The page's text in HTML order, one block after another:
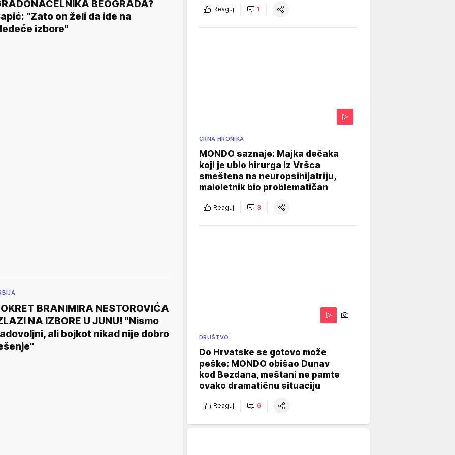
BEOGRADA?
"Zato on želi da ide na
izbore"
BRANIMIRA NESTOROVIĆA
NA IZBORE U JUNU! "Nismo
ali bojkot nikad nije dobro
Reaguj 1
CRNA HRONIKA
MONDO saznaje: Majka dečaka
koji je ubio hirurga iz Vršca
smeštena na neuropsihijatriju,
maloletnik bio problematičan
Reaguj 3
DRUŠTVO
Do Hrvatske se gotovo može
peške: MONDO obišao Dunav
kod Bezdana, meštani ne pamte
ovako dramatičnu situaciju
Reaguj 6